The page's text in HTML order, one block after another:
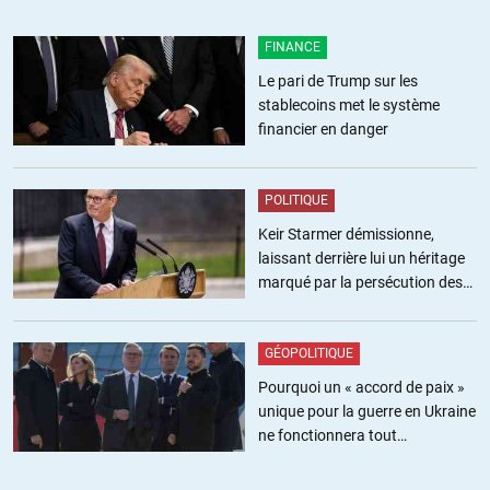
s’intéresser autant à ce qui se passe chez nous que partout ailleurs
dans le monde. Car c’est le même danger de vassalisation vis à vis
des USA et de l’oligarchie financière et multinationales qui nous
menace tous. Le repli nationaliste étroit et frileux affaiblit notre
capacité à analyser convenablement la stratégie mondialiste
corruptrice et prédatrice des puissants de ce monde, afin de nous
en protéger au mieux.
ALERTER
Kellhus//25.10.2014 à 11h24
Pour ceux qui s’étonnent dans les commentaires de la place donnée
au sujet, l’élection au Brésil est un enjeu important en matière de
relations internationales et donc pour nous. Voir par exemple l’article
suivant, déjà cité dans la revue de presse internationale du 11
FINANCE
Le pari de Trump sur les
stablecoins met le système
financier en danger
POLITIQUE
Keir Starmer démissionne,
laissant derrière lui un héritage
marqué par la persécution des
GÉOPOLITIQUE
Pourquoi un « accord de paix »
unique pour la guerre en Ukraine
ne fonctionnera tout